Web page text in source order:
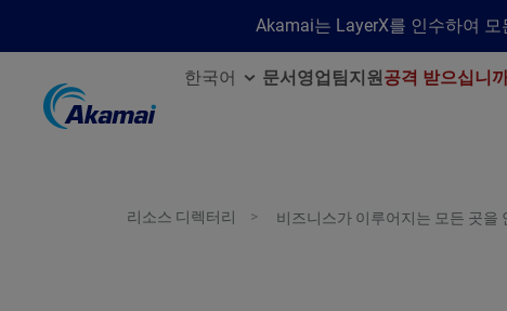
Akamai는 LayerX를 인수하여
한국어 문서영업팀지원공격 받으십니
리소스 디렉터리 비즈니스가 이루어지는 모든 곳을